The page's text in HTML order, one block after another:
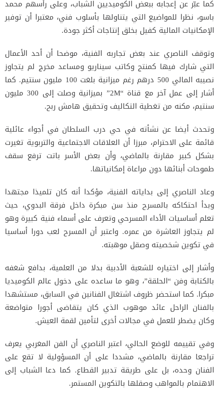
كما عبّر عن إعجابه ببعض الكوميديين الشباب، وعلى رأسهم محمد
باسو، نظرا للمواضيع التي يتناولها بأسلوب فني، معتبرا أن توفير
الإمكانيات المالية كفيل بخلق إنتاجات أكثر جودة.
وتوقف الناصري عند بعض تجاربه الفنية، موضحا أن أحد الأعمال
التي شارك فيها كمنتج وكاتب سيناريو ومساعد مخرج لم يتجاوز
نصيبه المالي 500 درهم رغم ميزانية بلغت 100 مليون سنتيم. كما
أشار إلى عمل آخر مع قناة “2M” بميزانية وصلت إلى 300 مليون
سنتيم، مكنه من تغطية التكاليف وتحقيق هامش ربح.
وتحدث أيضا عن نشأته في حي درب السلطان في أجواء عائلية
قائمة على الاحترام، مبرزا أن العلاقات الاجتماعية والتربوية تغيرت
بشكل كبير مقارنة بالماضي، وأن بعض الأسر باتت ترفع سقف
طموحات أبنائها دون مراعاة إمكانياتها.
وعاد الناصري إلى بداياته الفنية، مؤكدا أنه كان تلميذا مجتهدا
وبدأ احتكاكه بالمسرح منذ سن مبكرة داخل فرقة البدوي، حيث
تعلم أساسيات الأداء المسرحي وتعرف على أسماء فنية كبيرة وهو
لم يتجاوز العاشرة من عمره. واعتبر أن المسرح لعب دورا أساسيا
في تكوين شخصيته وصقل موهبته.
وأشار إلى اختياره للشعبة الأدبية بدلا من العلمية، بدافع شغفه
بالكتابة وفن “الحلقة”، وهو ما ساعده على دخول عالم الكوميديا
مبكرا. كما استحضر ظروف اشتغال الفنانين في السابق، مستشهدا
بالفنان الراحل عائد موهوب الذي كان يتقاضى أجورا متواضعة
وكان يضطر للعمل في مجالات أخرى لتأمين لقمة العيش.
وفي تقييمه للوضع الحالي، اعتبر الناصري أن الفن المغربي يعرف
تراجعا مقارنة بالماضي، مشددا على أن المسؤولية لا تقع على
الفنان وحده، بل على طريقة تدبير القطاع. كما دعا الشباب إلى
الاهتمام بالمواهب وصقلها بالتكوين المستمر.